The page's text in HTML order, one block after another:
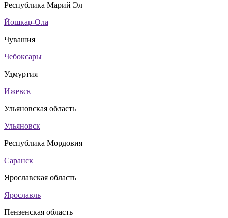
Республика Марий Эл
Йошкар-Ола
Чувашия
Чебоксары
Удмуртия
Ижевск
Ульяновская область
Ульяновск
Республика Мордовия
Саранск
Ярославская область
Ярославль
Пензенская область